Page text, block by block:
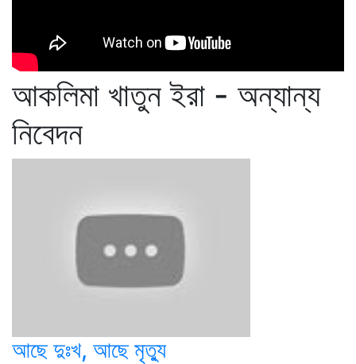
আকলিমা খাতুন ইরা - অন্যান্য
নিবেদন
আছে দুঃখ, আছে মৃত্যু